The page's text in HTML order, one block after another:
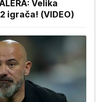
Velika
igrača! (VIDEO)